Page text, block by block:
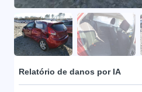
Relatório de danos por IA